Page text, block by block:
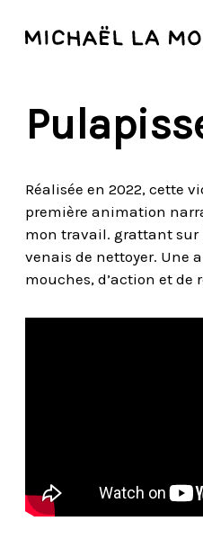
Réalisée en 2022, cette
première animation
mon travail. grattant sur
venais de nettoyer. Une
mouches, d’action et de